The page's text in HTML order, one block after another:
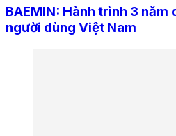
BAEMIN: Hành trình 3
người dùng Việt Nam